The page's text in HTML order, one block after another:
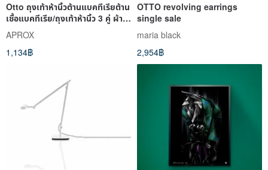
Otto ถุงเท้าห้านิ้วต้านแบคทีเรียต้าน
เชื้อแบคทีเรีย/ถุงเท้าห้านิ้ว 3 คู่ ผ้า
ฝ้ายต
APROX
1,134฿
OTTO revolving earrings
single sale
maria black
2,954฿